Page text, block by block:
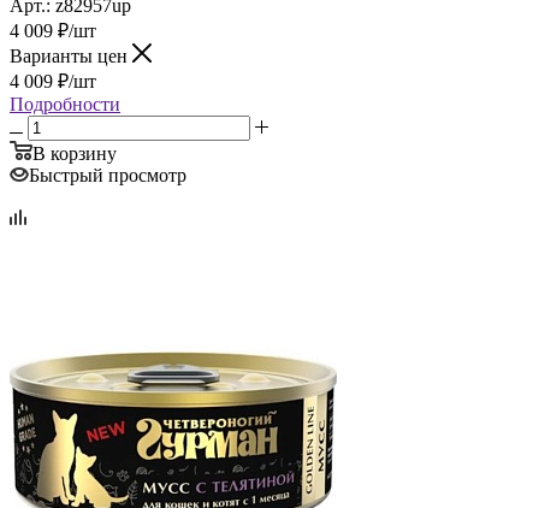
Арт.: z82957up
4 009 ₽/шт
Варианты цен
4 009 ₽/шт
Подробности
В корзину
Быстрый просмотр